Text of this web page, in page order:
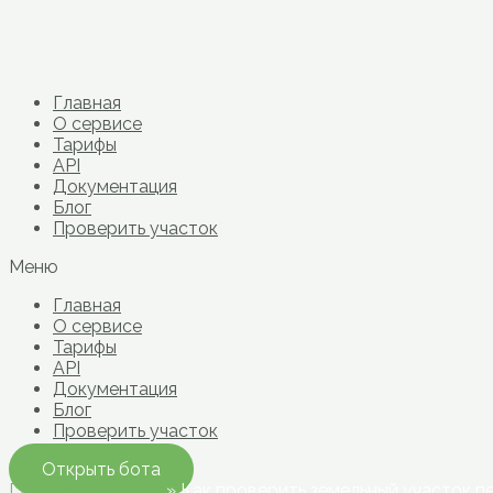
Главная
О сервисе
Тарифы
API
Документация
Блог
Проверить участок
Меню
Главная
О сервисе
Тарифы
API
Документация
Блог
Проверить участок
Открыть бота